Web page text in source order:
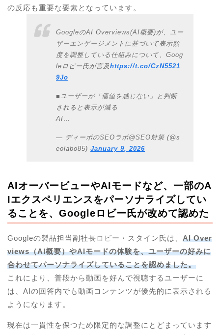
の反応も重要な要素となっています。
GoogleのAI Overviews(AI概要)が、ユー
ザーエンゲージメントに基づいて表示頻
度を調整している仕組みについて、Goog
leロビー氏が言及https://t.co/CzN5521
9Jo
■ユーザーが「価値を感じない」と判断
されると表示が減る
AI…
— ディーボのSEOラボ@SEO対策 (@s
eolabo85) January 9, 2026
AIオーバービューやAIモードなど、一部のA
Iエクスペリエンスをパーソナライズしてい
ることを、Googleロビー氏が改めて認めた
Googleの製品担当副社長ロビー・スタイン氏は、 AI Over
views（AI概要）やAIモードの体験を、ユーザーの好みに
合わせてパーソナライズしていることを認めました。
これにより、普段から動画を好んで視聴するユーザーに
は、AIの回答内でも動画コンテンツが優先的に表示される
ようになります。
現在は一貫性を保つため限定的な調整にとどまっています